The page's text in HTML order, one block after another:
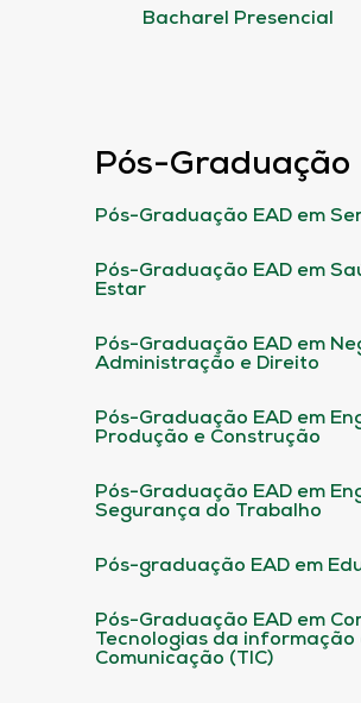
Bacharel Presencial
Pós-Graduação
Pós-Graduação EAD em
Pós-Graduação EAD em
Estar
Pós-Graduação EAD em
Administração e Direito
Pós-Graduação EAD em
Produção e Construção
Pós-Graduação EAD em
Segurança do Trabalho
Pós-graduação EAD em
Pós-Graduação EAD em
Tecnologias da informação
Comunicação (TIC)